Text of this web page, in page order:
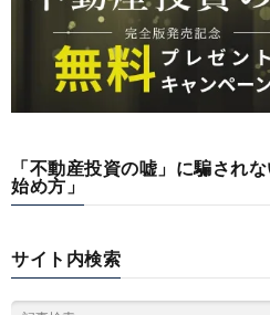
「不動産投資の嘘」に騙され
始め方」
サイト内検索